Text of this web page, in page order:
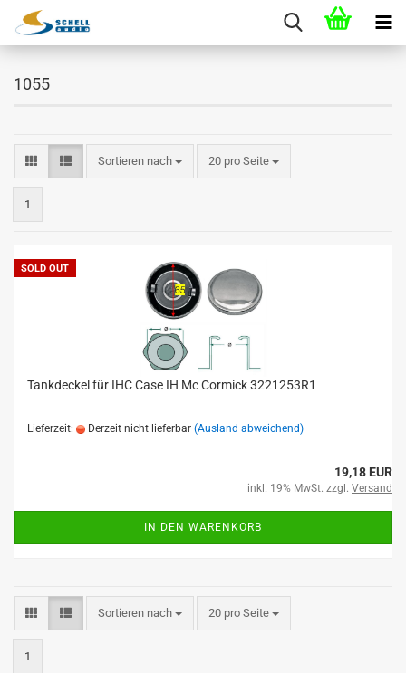
1055
Sortieren nach 20 pro Seite
1
SOLD OUT
Tankdeckel für IHC Case IH Mc Cormick 3221253R1
Lieferzeit: Derzeit nicht lieferbar (Ausland abweichend)
19,18 EUR
inkl. 19% MwSt. zzgl. Versand
IN DEN WARENKORB
Sortieren nach 20 pro Seite
1